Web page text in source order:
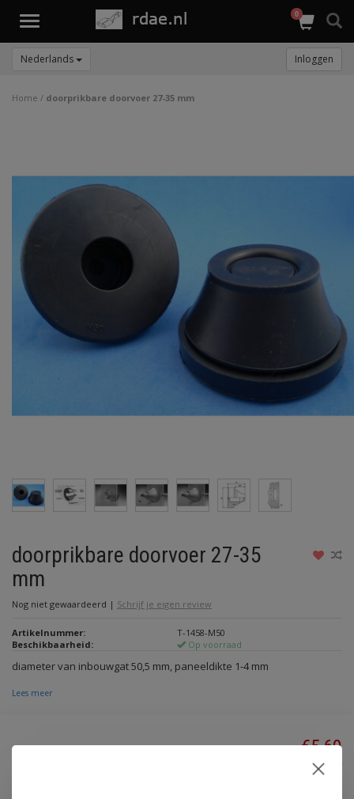
Toggle
0
Nederlands Inloggen
Home / doorprikbare doorvoer 27-35 mm
doorprikbare doorvoer 27-35
mm
Nog niet gewaardeerd | Schrijf je eigen review
Artikelnummer:
T-1458-M50
Beschikbaarheid:
Op voorraad
diameter van inbouwgat 50,5 mm, paneeldikte 1-4 mm
Lees meer
€5,60
Incl. btw